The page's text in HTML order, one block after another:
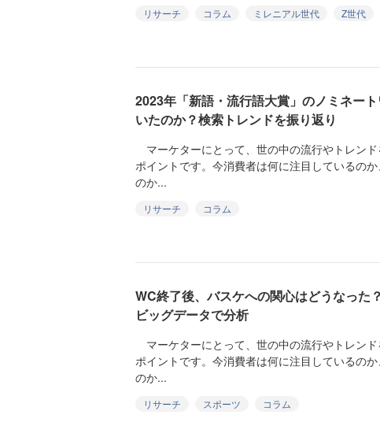
リサーチ コラム ミレニアル世代
Z世代
2023年「新語・流行語大賞」のノミネー
いたのか？検索トレンドを振り返り
マーケターにとって、世の中の流行やトレン
ポイントです。今消費者は何に注目しているの
のか...
リサーチ
コラム
WC終了後、バスケへの関心はどうなった
ビッグデータで分析
マーケターにとって、世の中の流行やトレン
ポイントです。今消費者は何に注目しているの
のか...
リサーチ スポーツ
コラム